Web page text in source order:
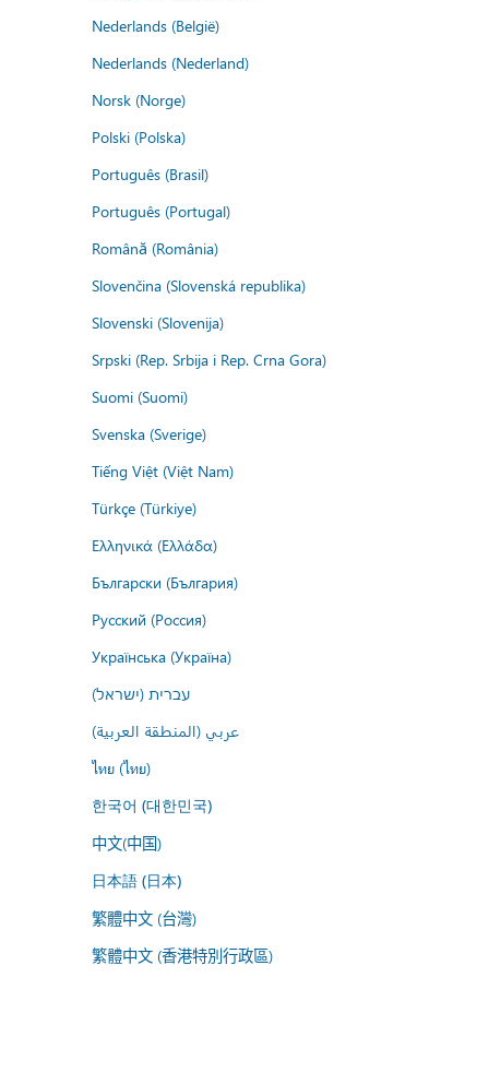
Nederlands (België)
Nederlands (Nederland)
Norsk (Norge)
Polski (Polska)
Português (Brasil)
Português (Portugal)
Română (România)
Slovenčina (Slovenská republika)
Slovenski (Slovenija)
Srpski (Rep. Srbija i Rep. Crna Gora)
Suomi (Suomi)
Svenska (Sverige)
Tiếng Việt (Việt Nam)
Türkçe (Türkiye)
Ελληνικά (Ελλάδα)
Български (България)
Русский (Россия)
Українська (Україна)
עברית (ישראל)
عربي (المنطقة العربية)
ไทย (ไทย)
한국어 (대한민국)
中文(中国)
日本語 (日本)
繁體中文 (台灣)
繁體中文 (香港特別行政區)